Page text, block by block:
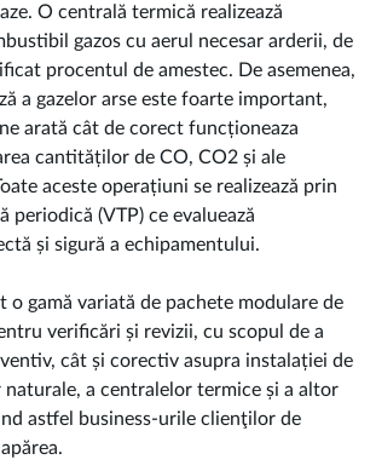
O centrală termică realizează
gazos cu aerul necesar arderii, de
procentul de amestec. De asemenea,
a gazelor arse este foarte important,
arată cât de corect funcționeaza
cantităților de CO, CO2 și ale
aceste operațiuni se realizează prin
periodică (VTP) ce evaluează
și sigură a echipamentului.
o gamă variată de pachete modulare de
verificări și revizii, cu scopul de a
cât și corectiv asupra instalației de
naturale, a centralelor termice și a altor
astfel business-urile clienţilor de